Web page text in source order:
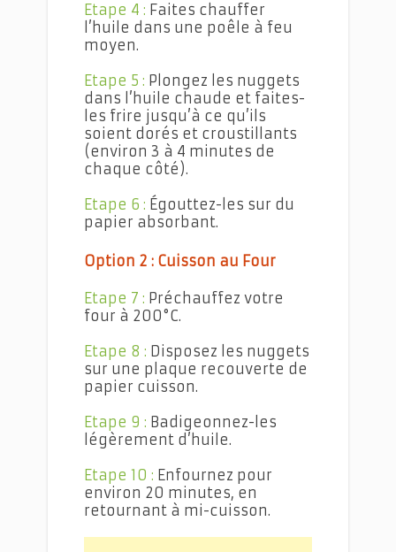
Etape 4 : Faites chauffer
l’huile dans une poêle à feu
moyen.
Etape 5 : Plongez les nuggets
dans l’huile chaude et faites-
les frire jusqu’à ce qu’ils
soient dorés et croustillants
(environ 3 à 4 minutes de
chaque côté).
Etape 6 : Égouttez-les sur du
papier absorbant.
Option 2 : Cuisson au Four
Etape 7 : Préchauffez votre
four à 200°C.
Etape 8 : Disposez les nuggets
sur une plaque recouverte de
papier cuisson.
Etape 9 : Badigeonnez-les
légèrement d’huile.
Etape 10 : Enfournez pour
environ 20 minutes, en
retournant à mi-cuisson.